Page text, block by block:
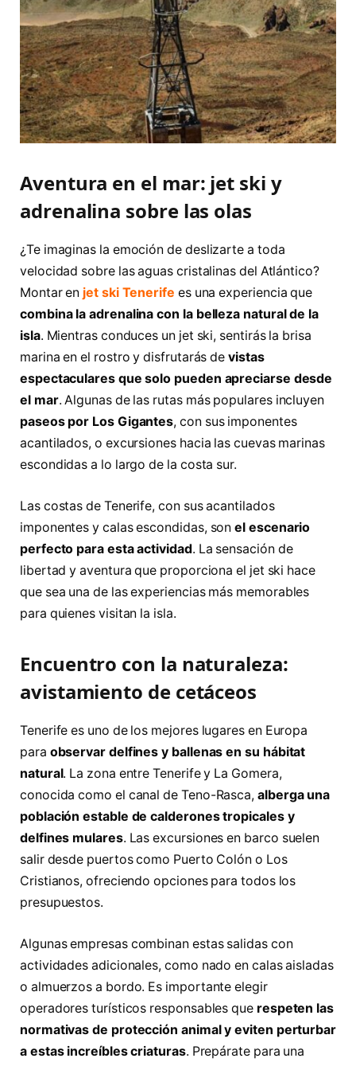
Aventura en el mar: jet ski y
adrenalina sobre las olas
¿Te imaginas la emoción de deslizarte a toda
velocidad sobre las aguas cristalinas del Atlántico?
Montar en jet ski Tenerife es una experiencia que
combina la adrenalina con la belleza natural de la
isla. Mientras conduces un jet ski, sentirás la brisa
marina en el rostro y disfrutarás devistas
espectaculares que solo pueden apreciarse desde
el mar. Algunas de las rutas más populares incluyen
paseos por Los Gigantes, con sus imponentes
acantilados, o excursiones hacia las cuevas marinas
escondidas a lo largo de la costa sur.
Las costas de Tenerife, con sus acantilados
imponentes y calas escondidas, sonel escenario
perfecto para esta actividad. La sensación de
libertad y aventura que proporciona el jet ski hace
que sea una de las experiencias más memorables
para quienes visitan la isla.
Encuentro con la naturaleza:
avistamiento de cetáceos
Tenerife es uno de los mejores lugares en Europa
para observar delfines y ballenas en su hábitat
natural. La zona entre Tenerife y La Gomera,
conocida como el canal de Teno-Rasca, alberga una
población estable de calderones tropicales y
delfines mulares. Las excursiones en barco suelen
salir desde puertos como Puerto Colón o Los
Cristianos, ofreciendo opciones para todos los
presupuestos.
Algunas empresas combinan estas salidas con
actividades adicionales, como nado en calas aisladas
o almuerzos a bordo. Es importante elegir
operadores turísticos responsables que respeten las
normativas de protección animal y eviten perturbar
a estas increíbles criaturas. Prepárate para una